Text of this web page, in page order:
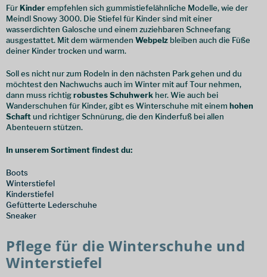
Für Kinderempfehlen sich gummistiefelähnliche Modelle, wie der
Meindl Snowy 3000. Die Stiefel für Kinder sind mit einer
wasserdichten Galosche und einem zuziehbaren Schneefang
ausgestattet. Mit dem wärmenden Webpelz bleiben auch die Füße
deiner Kinder trocken und warm.
Soll es nicht nur zum Rodeln in den nächsten Park gehen und du
möchtest den Nachwuchs auch im Winter mit auf Tour nehmen,
dann muss richtigrobustes Schuhwerk her. Wie auch bei
Wanderschuhen für Kinder, gibt es Winterschuhe mit einem hohen
Schaftund richtiger Schnürung, die den Kinderfuß bei allen
Abenteuern stützen.
In unserem Sortiment findest du:
Boots
Winterstiefel
Kinderstiefel
Gefütterte Lederschuhe
Sneaker
Pflege für die Winterschuhe und
Winterstiefel